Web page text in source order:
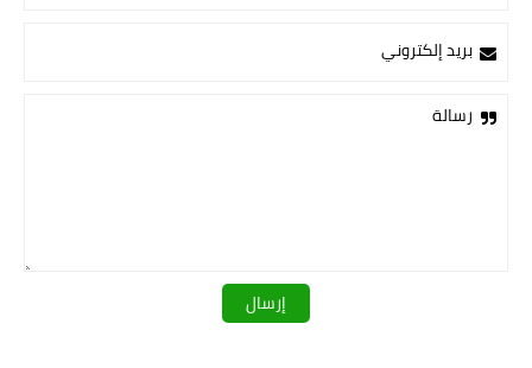
بريد إلكتروني
رسالة